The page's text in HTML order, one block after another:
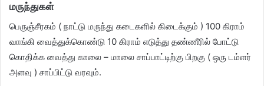
மருந்துகள்
பெருஞ்சீரகம் ( நாட்டு மருந்து கடைகளில் கிடைக்கும் ) 100 கிராம்
வாங்கி வைத்துக்கொண்டு 10 கிராம் எடுத்து தண்ணீரில் போட்டு
கொதிக்க வைத்து காலை – மாலை சாப்பாட்டிற்கு பிறகு ( ஒரு டம்ளர்
அளவு ) சாப்பிட்டு வரவும்.